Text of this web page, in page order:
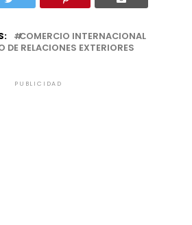
COMERCIO INTERNACIONAL
DE RELACIONES EXTERIORES
PUBLICIDAD